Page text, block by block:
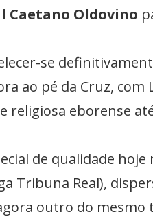
Caetano Oldovino
se
ao pé da Cruz, com
religiosa eborense
de qualidade hoje
Tribuna Real),
outro do